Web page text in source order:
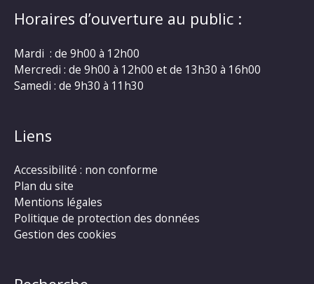
Horaires d’ouverture au public :
Mardi : de 9h00 à 12h00
Mercredi : de 9h00 à 12h00 et de 13h30 à 16h00
Samedi : de 9h30 à 11h30
Liens
Accessibilité : non conforme
Plan du site
Mentions légales
Politique de protection des données
Gestion des cookies